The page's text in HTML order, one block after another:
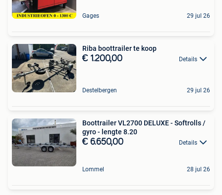
Gages 29 jul 26
Riba boottrailer te koop
€ 1.200,00 Details
Destelbergen 29 jul 26
Boottrailer VL2700 DELUXE - Softrolls /
gyro - lengte 8.20
€ 6.650,00 Details
Lommel 28 jul 26